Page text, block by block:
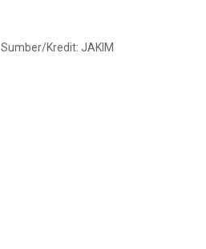
Sumber/Kredit: JAKIM